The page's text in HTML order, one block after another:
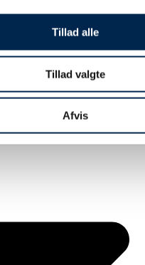
Tillad alle
Tillad valgte
Afvis